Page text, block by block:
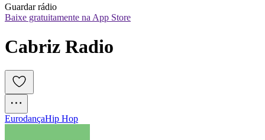
Guardar rádio
Baixe gratuitamente na App Store
Cabriz Radio
EurodançaHip Hop